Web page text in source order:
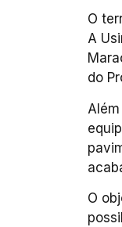
O
A
do
O